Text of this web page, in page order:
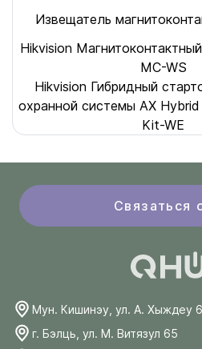
Извещатель
Hikvision
MC-WS
Hikvision Гибридный
охранной системы AX
Kit-WE
Связаться
Мун. Кишинэу, ул. А. Хыждеу
г. Бэлць, ул. М. Витязул 65